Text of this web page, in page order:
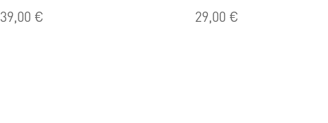
39,00 € 29,00 €